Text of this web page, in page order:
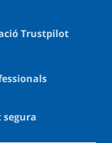
Trustpilot
segura